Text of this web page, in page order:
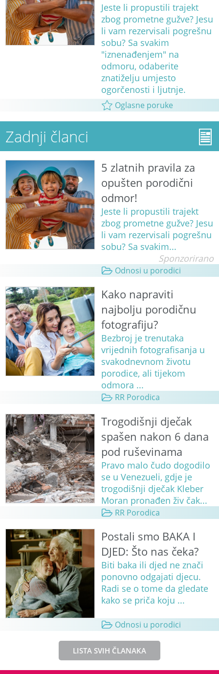
Jeste li propustili trajekt
zbog prometne gužve? Jesu
li vam rezervisali pogrešnu
sobu? Sa svakim
"iznenađenjem" na
odmoru, odaberite
znatiželju umjesto
ogorčenosti i ljutnje.
Oglasne poruke
Zadnji članci
5 zlatnih pravila za
opušten porodični
odmor!
Jeste li propustili trajekt
zbog prometne gužve? Jesu
li vam rezervisali pogrešnu
sobu? Sa svakim...
Sponzorirano
Odnosi u porodici
Kako napraviti
najbolju porodičnu
fotografiju?
Bezbroj je trenutaka
vrijednih fotografisanja u
svakodnevnom životu
porodice, ali tijekom
odmora ...
RR Porodica
Trogodišnji dječak
spašen nakon 6 dana
pod ruševinama
Pravo malo čudo dogodilo
se u Venezueli, gdje je
trogodišnji dječak Kleber
Moran pronađen živ čak...
RR Porodica
Postali smo BAKA I
DJED: Što nas čeka?
Biti baka ili djed ne znači
ponovno odgajati djecu.
Radi se o tome da gledate
kako se priča koju ...
Odnosi u porodici
LISTA SVIH ČLANAKA